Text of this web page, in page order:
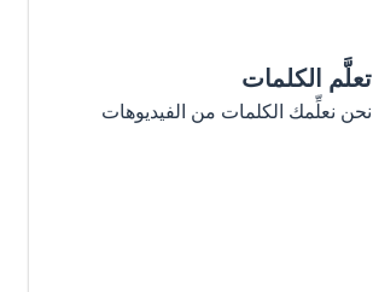
تعلَّم الكلمات
نحن نعلِّمك الكلمات من الفيديوهات